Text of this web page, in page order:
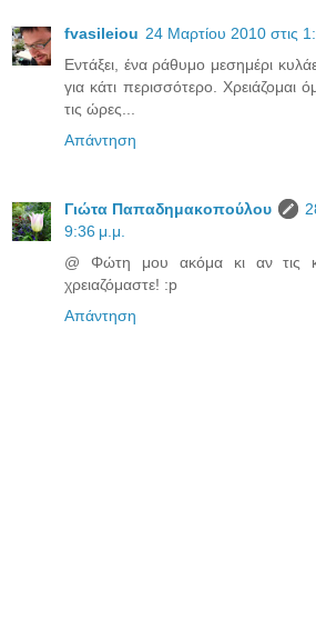
fvasileiou 24 Μαρτίου 2010 στις
Εντάξει, ένα ράθυμο μεσημέρι
για κάτι περισσότερο. Χρειάζομαι
τις ώρες...
Απάντηση
Γιώτα Παπαδημακοπούλου
9:36 μ.μ.
@ Φώτη μου ακόμα κι αν τις
χρειαζόμαστε! :p
Απάντηση